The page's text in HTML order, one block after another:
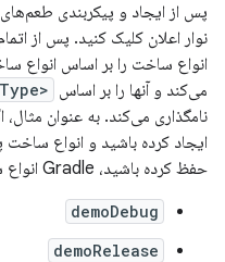
پس از ایجاد و پیکربندی
انواع ساخت را بر اساس
می‌کند و آنها را بر اساس <product-flavor><Build-Type>
نامگذاری می‌کند. به عنوان
ایجاد کرده باشید و انواع
حفظ کرده باشید، Gradle انواع ساخت زیر را ایجاد می‌کند:
demoDebug
demoRelease